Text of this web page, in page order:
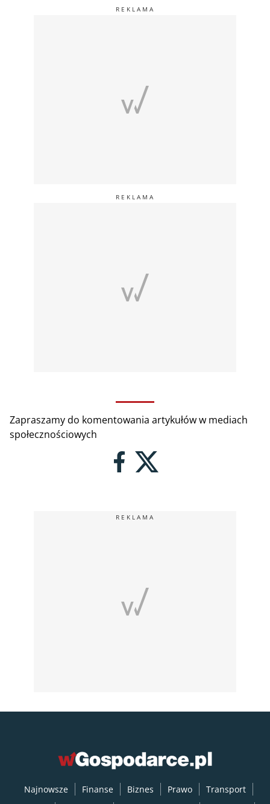
Zapraszamy do komentowania artykułów w mediach
społecznościowych
REKLAMA
Najnowsze Finanse Biznes Prawo
Transport